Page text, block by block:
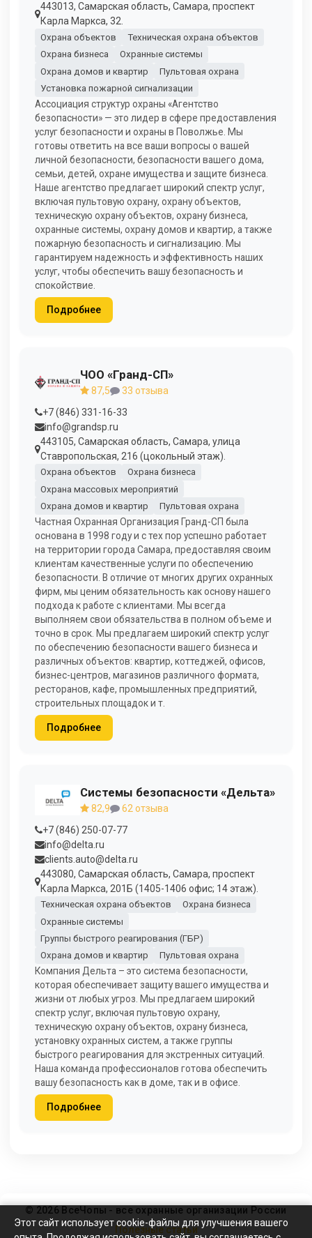
443013, Самарская область, Самара, проспект
Карла Маркса, 32.
Охрана объектов
Техническая охрана объектов
Охрана бизнеса
Охранные системы
Охрана домов и квартир
Пультовая охрана
Установка пожарной сигнализации
Ассоциация структур охраны «Агентство
безопасности» — это лидер в сфере предоставления
услуг безопасности и охраны в Поволжье. Мы
готовы ответить на все ваши вопросы о вашей
личной безопасности, безопасности вашего дома,
семьи, детей, охране имущества и защите бизнеса.
Наше агентство предлагает широкий спектр услуг,
включая пультовую охрану, охрану объектов,
техническую охрану объектов, охрану бизнеса,
охранные системы, охрану домов и квартир, а также
пожарную безопасность и сигнализацию. Мы
гарантируем надежность и эффективность наших
услуг, чтобы обеспечить вашу безопасность и
спокойствие.
Подробнее
ЧОО «Гранд-СП»
87,5
33 отзыва
+7 (846) 331-16-33
info@grandsp.ru
443105, Самарская область, Самара, улица
Ставропольская, 216 (цокольный этаж).
Охрана объектов
Охрана бизнеса
Охрана массовых мероприятий
Охрана домов и квартир
Пультовая охрана
Частная Охранная Организация Гранд-СП была
основана в 1998 году и с тех пор успешно работает
на территории города Самара, предоставляя своим
клиентам качественные услуги по обеспечению
безопасности. В отличие от многих других охранных
фирм, мы ценим обязательность как основу нашего
подхода к работе с клиентами. Мы всегда
выполняем свои обязательства в полном объеме и
точно в срок. Мы предлагаем широкий спектр услуг
по обеспечению безопасности вашего бизнеса и
различных объектов: квартир, коттеджей, офисов,
бизнес-центров, магазинов различного формата,
ресторанов, кафе, промышленных предприятий,
строительных площадок и т.
Подробнее
Системы безопасности «Дельта»
82,9
62 отзыва
+7 (846) 250-07-77
info@delta.ru
clients.auto@delta.ru
443080, Самарская область, Самара, проспект
Карла Маркса, 201Б (1405-1406 офис; 14 этаж).
Техническая охрана объектов
Охрана бизнеса
Охранные системы
Группы быстрого реагирования (ГБР)
Охрана домов и квартир
Пультовая охрана
Компания Дельта – это система безопасности,
которая обеспечивает защиту вашего имущества и
жизни от любых угроз. Мы предлагаем широкий
спектр услуг, включая пультовую охрану,
техническую охрану объектов, охрану бизнеса,
установку охранных систем, а также группы
быстрого реагирования для экстренных ситуаций.
Наша команда профессионалов готова обеспечить
вашу безопасность как в доме, так и в офисе.
Подробнее
© 2026 ВсеЧопы - все охранные организации России
Полезные статьи
Этот сайт использует cookie-файлы для улучшения вашего